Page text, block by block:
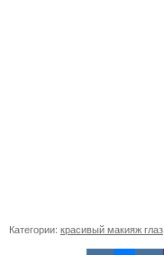
Категории: красивый макияж глаз